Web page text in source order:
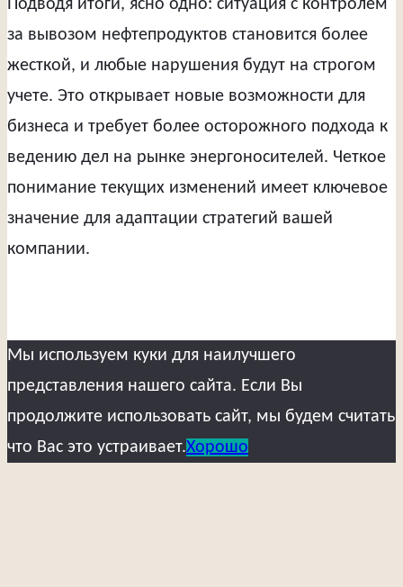
Подводя итоги, ясно одно: ситуация с контролем
за вывозом нефтепродуктов становится более
жесткой, и любые нарушения будут на строгом
учете. Это открывает новые возможности для
бизнеса и требует более осторожного подхода к
ведению дел на рынке энергоносителей. Четкое
понимание текущих изменений имеет ключевое
значение для адаптации стратегий вашей
компании.
Мы используем куки для наилучшего
представления нашего сайта. Если Вы
продолжите использовать сайт, мы будем считать
что Вас это устраивает.Хорошо